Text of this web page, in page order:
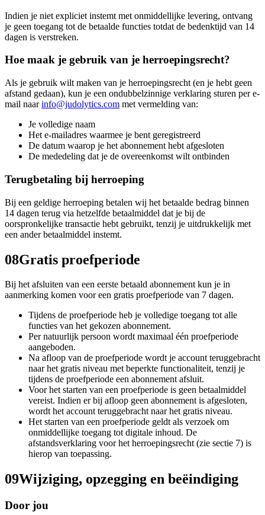
Indien je niet expliciet instemt met onmiddellijke levering, ontvang
je geen toegang tot de betaalde functies totdat de bedenktijd van 14
dagen is verstreken.
Hoe maak je gebruik van je herroepingsrecht?
Als je gebruik wilt maken van je herroepingsrecht (en je hebt geen
afstand gedaan), kun je een ondubbelzinnige verklaring sturen per e-
mail naarinfo@judolytics.com met vermelding van:
Je volledige naam
Het e-mailadres waarmee je bent geregistreerd
De datum waarop je het abonnement hebt afgesloten
De mededeling dat je de overeenkomst wilt ontbinden
Terugbetaling bij herroeping
Bij een geldige herroeping betalen wij het betaalde bedrag binnen
14 dagen terug via hetzelfde betaalmiddel dat je bij de
oorspronkelijke transactie hebt gebruikt, tenzij je uitdrukkelijk met
een ander betaalmiddel instemt.
08Gratis proefperiode
Bij het afsluiten van een eerste betaald abonnement kun je in
aanmerking komen voor een gratis proefperiode van 7 dagen.
Tijdens de proefperiode heb je volledige toegang tot alle
functies van het gekozen abonnement.
Per natuurlijk persoon wordt maximaal één proefperiode
aangeboden.
Na afloop van de proefperiode wordt je account teruggebracht
naar het gratis niveau met beperkte functionaliteit, tenzij je
tijdens de proefperiode een abonnement afsluit.
Voor het starten van een proefperiode is geen betaalmiddel
vereist. Indien er bij afloop geen abonnement is afgesloten,
wordt het account teruggebracht naar het gratis niveau.
Het starten van een proefperiode geldt als verzoek om
onmiddellijke toegang tot digitale inhoud. De
afstandsverklaring voor het herroepingsrecht (zie sectie 7) is
hierop van toepassing.
09Wijziging, opzegging en beëindiging
Door jou